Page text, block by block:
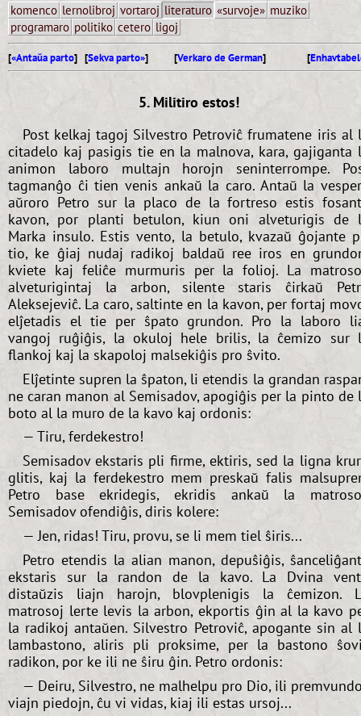
komenco lernolibroj vortaroj literaturo «survoje» muziko
programaro politiko cetero ligoj
[«Antaŭa parto] [Sekva parto»] [Verkaro de German] [
5. Militiro estos!
Post kelkaj tagoj Silvestro Petroviĉ frumatene iris al
citadelo kaj pasigis tie en la malnova, kara, gajiganta
animon laboro multajn horojn seninterrompe.
tagmanĝo ĉi tien venis ankaŭ la caro. Antaŭ la
aŭroro Petro sur la placo de la fortreso estis
kavon, por planti betulon, kiun oni alveturigis de
Marka insulo. Estis vento, la betulo, kvazaŭ ĝojante
tio, ke ĝiaj nudaj radikoj baldaŭ ree iros en
kviete kaj feliĉe murmuris per la folioj. La
alveturigintaj la arbon, silente staris ĉirkaŭ
Aleksejeviĉ. La caro, saltinte en la kavon, per fortaj
elĵetadis el tie per ŝpato grundon. Pro la laboro
vangoj ruĝiĝis, la okuloj hele brilis, la ĉemizo sur
flankoj kaj la skapoloj malsekiĝis pro ŝvito.
Elĵetinte supren la ŝpaton, li etendis la grandan
ne caran manon al Semisadov, apogiĝis per la pinto de
boto al la muro de la kavo kaj ordonis:
— Tiru, ferdekestro!
Semisadov ekstaris pli firme, ektiris, sed la ligna
glitis, kaj la ferdekestro mem preskaŭ falis
Petro base ekridegis, ekridis ankaŭ la
Semisadov ofendiĝis, diris kolere:
— Jen, ridas! Tiru, provu, se li mem tiel ŝiris...
Petro etendis la alian manon, depuŝiĝis,
ekstaris sur la randon de la kavo. La Dvina
distaŭzis liajn harojn, blovplenigis la ĉemizon.
matrosoj lerte levis la arbon, ekportis ĝin al la kavo
la radikoj antaŭen. Silvestro Petroviĉ, apogante sin al
lambastono, aliris pli proksime, per la bastono
radikon, por ke ili ne ŝiru ĝin. Petro ordonis:
— Deiru, Silvestro, ne malhelpu pro Dio, ili
viajn piedojn, ĉu vi vidas, kiaj ili estas ursoj...